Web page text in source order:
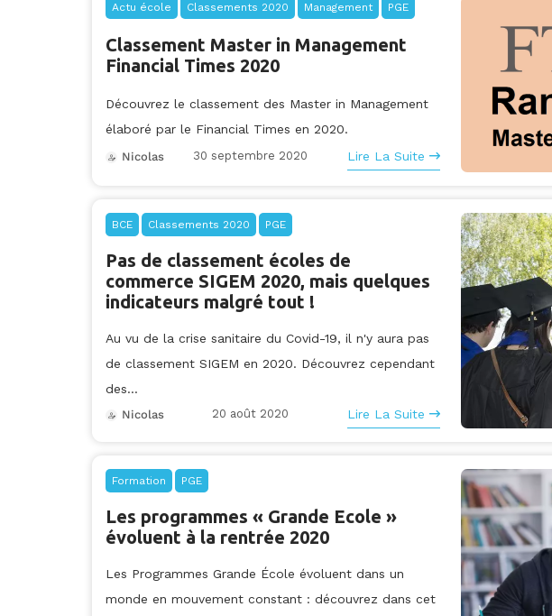
Actu école Classements 2020 Management PGE
Classement Master in Management
Financial Times 2020
Découvrez le classement des Master in Management
élaboré par le Financial Times en 2020.
Nicolas 30 septembre 2020 Lire La Suite
BCE Classements 2020 PGE
Pas de classement écoles de
commerce SIGEM 2020, mais quelques
indicateurs malgré tout !
Au vu de la crise sanitaire du Covid-19, il n'y aura pas
de classement SIGEM en 2020. Découvrez cependant
des...
Nicolas 20 août 2020 Lire La Suite
Formation PGE
Les programmes « Grande Ecole »
évoluent à la rentrée 2020
Les Programmes Grande École évoluent dans un
monde en mouvement constant : découvrez dans cet